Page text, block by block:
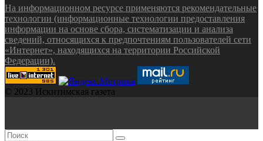
На информационном ресурсе применяются рекомендательные
технологии (информационные технологии предоставления
информации на основе сбора, систематизации и анализа
сведений, относящихся к предпочтениям пользователей сети
«Интернет», находящихся на территории Российской
Федерации).
© 2023 Искитимская газета